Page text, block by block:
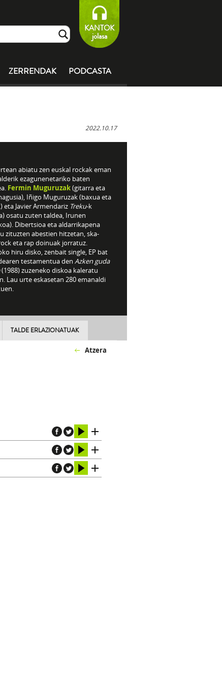
KANTOK
jolasa
ZERRENDAK PODCASTA
2022.10.17
abiatu zen euskal rockak eman
ezagunenetariko baten
Fermin Muguruzak(gitarra eta
Iñigo Muguruzak (baxua eta
eta Javier Armendariz Treku-k
osatu zuten taldea, Irunen
Dibertsioa eta aldarrikapena
zituzten abestien hitzetan, ska-
eta rap doinuak jorratuz.
hiru disko, zenbait single, EP bat
testamentua den Azken guda
(1988) zuzeneko diskoa kaleratu
Lau urte eskasetan 280 emanaldi
TALDE ERLAZIONATUAK
Atzera